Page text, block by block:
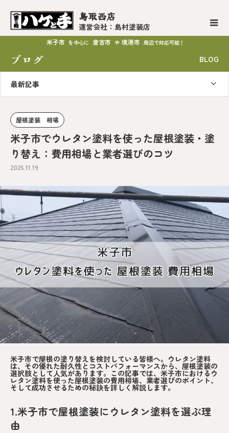
鳥取西店
運営会社：島村塗装店
米子市 を中心に 倉吉市 や 境港市 周辺で対応可能！
ブログ BLOG
最新記事
屋根塗装 相場
米子市でウレタン塗料を使った屋根塗装・塗
り替え：費用相場と業者選びのコツ
2025.11.19
米子市で屋根の塗り替えを検討している皆様へ。ウレタン塗料
は、その優れた耐久性とコストパフォーマンスから、屋根塗装の
選択肢として人気があります。この記事では、米子市におけるウ
レタン塗料を使った屋根塗装の費用相場、業者選びのポイント、
そして成功させるための秘訣を詳しく解説します。
1.米子市で屋根塗装にウレタン塗料を選ぶ理
由